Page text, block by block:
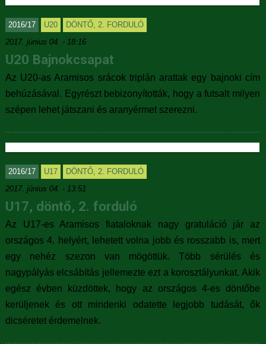
2016/17 U20
DÖNTŐ, 2. FORDULÓ
2017. június 04. - 18:16
U20 Bajnokcsapat
Az U20-as Aramisos srácok triplán arattak egy bajnoki cím
behúzásával. Egyrészt bebizonyították, hogy a futsalt milyen
szépen lehet játszani és aranyérmet szerezni.
2016/17 U17
DÖNTŐ, 2. FORDULÓ
2017. június 04. - 13:51
U17, döntő, 2. forduló
Az U17-es Aramisos fiataloknak nagy gratuláció jár az
országos 4. helyért, lehetett volna jobb és rosszabb is, mert
egy nehéz szezon van mögöttük. Több sérülés és
nagypályás elcsábítás jellemezte ezt a korosztályunkat. Akik
egész évben küzdöttek, hogy az országos 4-es döntőbe
kerüljenek és ott mindenki odatette legjobb tudását, ők
dicséretet érdemelnek.